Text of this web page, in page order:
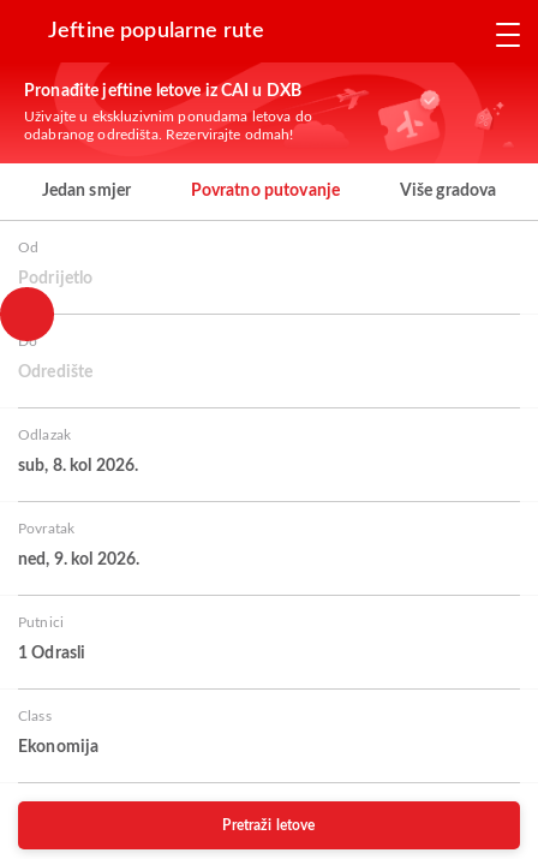
Jeftine popularne rute
Pronađite jeftine letove iz CAI u DXB
Uživajte u ekskluzivnim ponudama letova do
odabranog odredišta. Rezervirajte odmah!
Jedan smjer Povratno putovanje Više gradova
Od
Podrijetlo
Do
Odredište
Odlazak
sub, 8. kol 2026.
Povratak
ned, 9. kol 2026.
Putnici
1 Odrasli
Class
Ekonomija
Pretraži letove